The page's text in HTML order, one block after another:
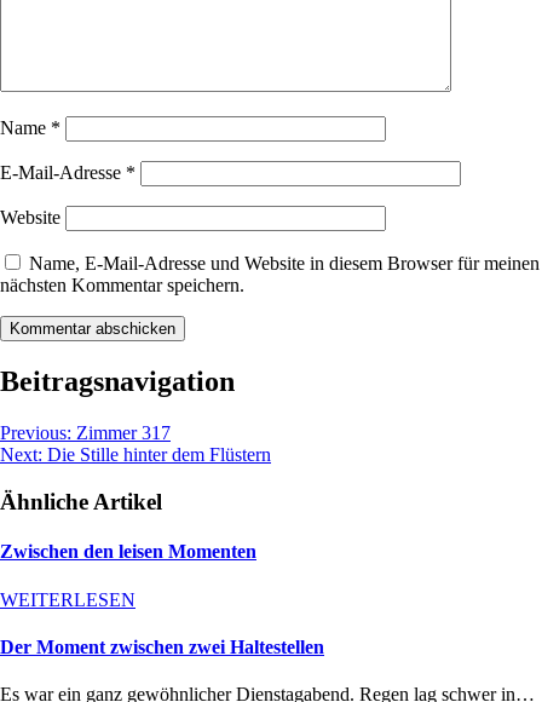
Name *
E-Mail-Adresse *
Website
Name, E-Mail-Adresse und Website in diesem Browser für meinen
nächsten Kommentar speichern.
Beitragsnavigation
Previous: Zimmer 317
Next: Die Stille hinter dem Flüstern
Ähnliche Artikel
Zwischen den leisen Momenten
WEITERLESEN
Der Moment zwischen zwei Haltestellen
Es war ein ganz gewöhnlicher Dienstagabend. Regen lag schwer in…